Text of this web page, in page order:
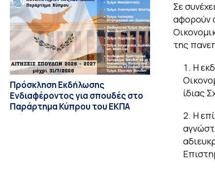
Πρόσκληση Εκδήλωσης
Ενδιαφέροντος για σπουδές στο
Παράρτημα Κύπρου του ΕΚΠΑ
Σε
αφορούν
της
Η
ίδιας
Η